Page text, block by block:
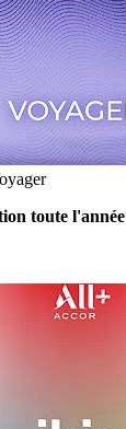
toute l'année